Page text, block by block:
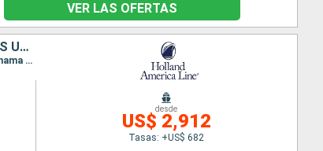
VER LAS OFERTAS
BAHAMAS, ARUBA, COLOMBIA, PANAMÁ, COSTA RICA, ISLAS CAIMÁN, ESTADOS UNIDOS
Itinerario : Fort Lauderdale, Half Moon Cay, Aruba, Cartagena de Indias, Canal panama (Enter), Canal panama (Exit), Colón - Panama, Canal panama (Enter), Canal panama (Exit), Colón - Panama, Limon, Gran Caiman, Fort Lauderdale
desde
US$ 2,912
Tasas: +US$ 682